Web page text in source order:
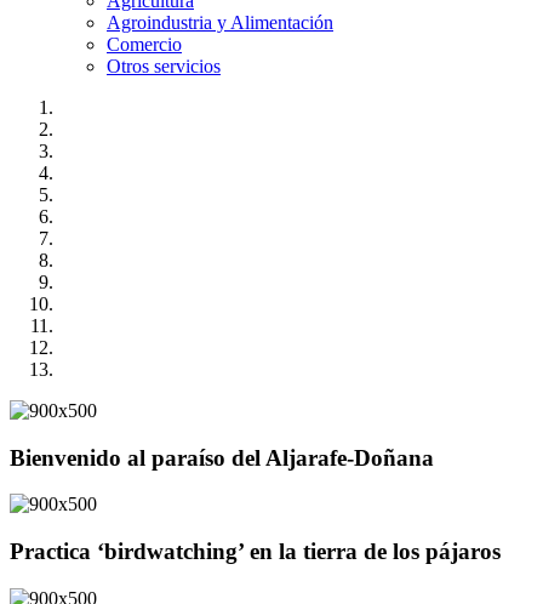
Agroindustria y Alimentación
Comercio
Otros servicios
Bienvenido al paraíso del Aljarafe-Doñana
Practica ‘birdwatching’ en la tierra de los pájaros